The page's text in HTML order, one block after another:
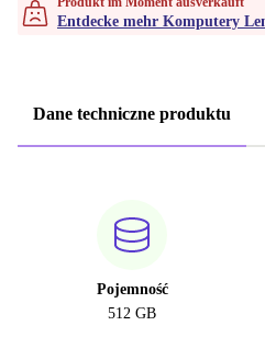
Entdecke mehr Komputery
Dane techniczne produktu
Pojemność
512 GB